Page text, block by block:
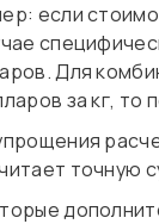
если
Для
за кг, то
точную